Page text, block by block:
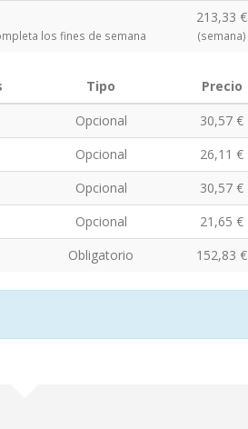
los fines de semana
213,33 €
(semana)
Tipo
Precio
Opcional
30,57 €
Opcional
26,11 €
Opcional
30,57 €
Opcional
21,65 €
Obligatorio 152,83 €